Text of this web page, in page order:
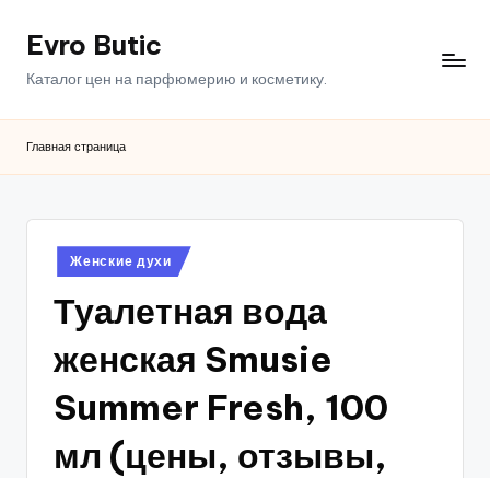
ПерейтиEvro Butic
Каталог цен на парфюмерию и косметику.
Главная страница
Опубликовано
в
Женские духи
Туалетная вода
женская Smusie
Summer Fresh, 100
мл (цены, отзывы,